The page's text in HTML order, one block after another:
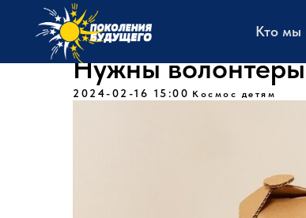
Кто мы
Нужны волонтеры
2024-02-16 15:00 Космос детям